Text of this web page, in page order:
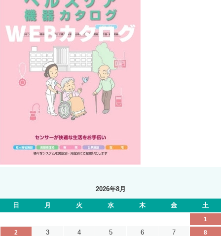
2026年8月
日 月 火 水 木 金 土
1
2
3 4 5 6 7 8